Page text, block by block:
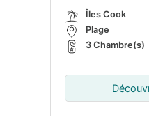
Îles Cook
Plage
3 Chambre(s)